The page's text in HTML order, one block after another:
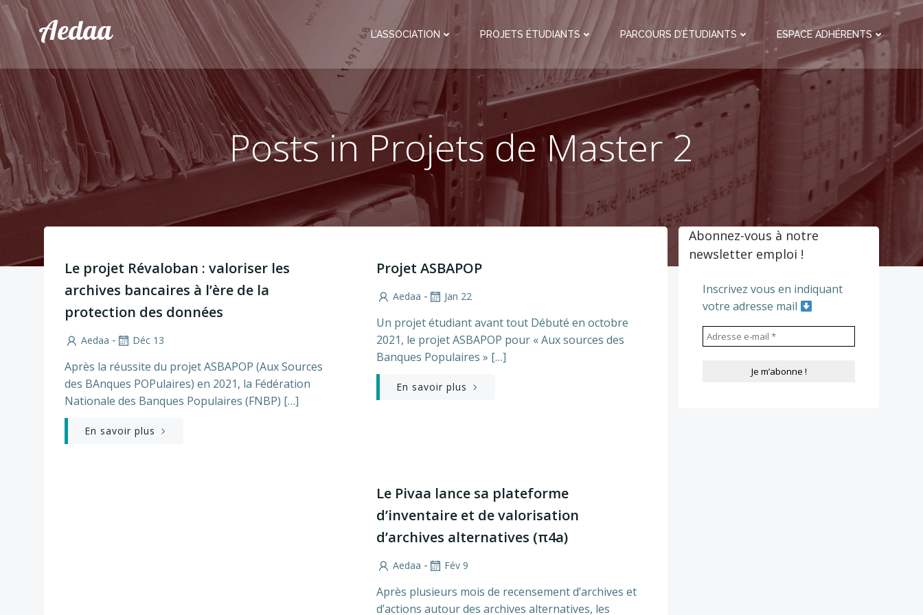
Aller
au
contenuAedaa L’ASSOCIATION PROJETS ÉTUDIANTS PARCOURS D’ÉTUDIANTS ESPACE ADHÉRENTS
Posts in Projets de Master 2
Le projet Révaloban : valoriser les
archives bancaires à l’ère de la
protection des données
Aedaa - Déc 13
Après la réussite du projet ASBAPOP (Aux Sources
des BAnques POPulaires) en 2021, la Fédération
Nationale des Banques Populaires (FNBP) […]
En savoir plus
Projet ASBAPOP
Aedaa - Jan 22
Un projet étudiant avant tout Débuté en octobre
2021, le projet ASBAPOP pour « Aux sources des
Banques Populaires » […]
En savoir plus
Le Pivaa lance sa plateforme
d’inventaire et de valorisation
d’archives alternatives (π4a)
Aedaa - Fév 9
Après plusieurs mois de recensement d’archives et
d’actions autour des archives alternatives, les
Abonnez-vous à notre
newsletter emploi !
Inscrivez vous en indiquant
votre adresse mail